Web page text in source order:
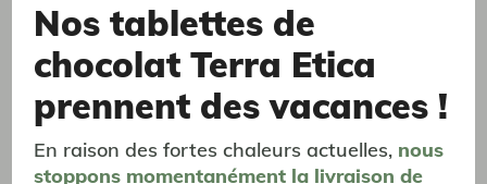
Nos tablettes de
chocolat Terra Etica
prennent des vacances !
En raison des fortes chaleurs actuelles, nous
stoppons momentanément la livraison de